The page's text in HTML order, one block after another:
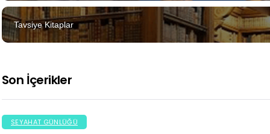
Tavsiye Kitaplar
Son İçerikler
SEYAHAT GÜNLÜĞÜ